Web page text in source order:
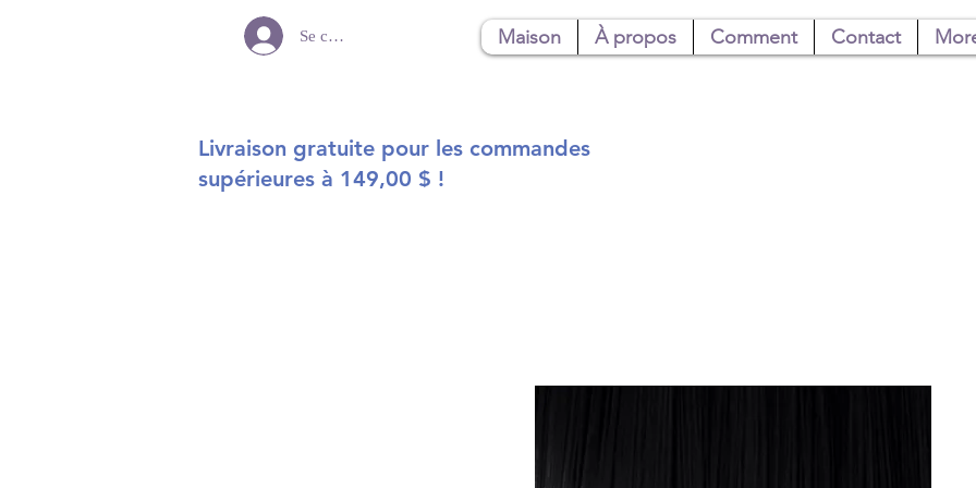
Se connecter Maison À propos Comment Contact
Livraison gratuite pour les commandes
supérieures à 149,00 $ !